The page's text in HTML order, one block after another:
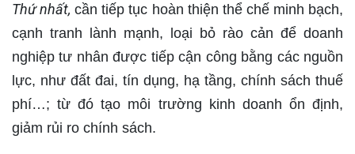
Thứ nhất, cần tiếp tục hoàn thiện thể chế minh bạch,
cạnh tranh lành mạnh, loại bỏ rào cản để doanh
nghiệp tư nhân được tiếp cận công bằng các nguồn
lực, như đất đai, tín dụng, hạ tầng, chính sách thuế
phí…; từ đó tạo môi trường kinh doanh ổn định,
giảm rủi ro chính sách.